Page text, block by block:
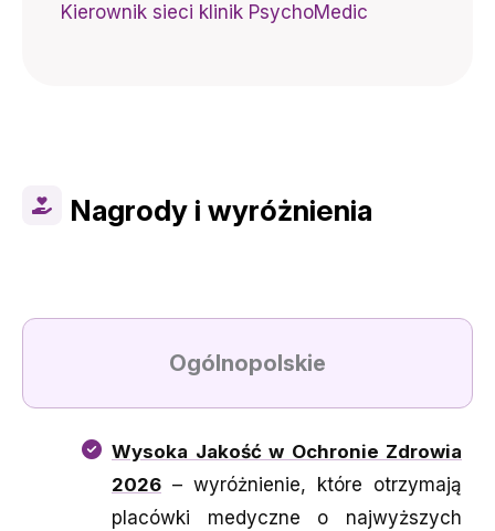
Kierownik sieci klinik PsychoMedic
Nagrody i wyróżnienia
Ogólnopolskie
Wysoka Jakość w Ochronie Zdrowia
2026 – wyróżnienie, które otrzymają
placówki medyczne o najwyższych